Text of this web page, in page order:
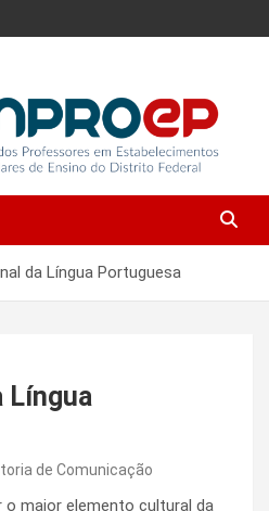
da Língua Portuguesa
Língua
de Comunicação
o maior elemento cultural da